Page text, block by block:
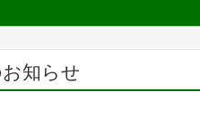
知らせ